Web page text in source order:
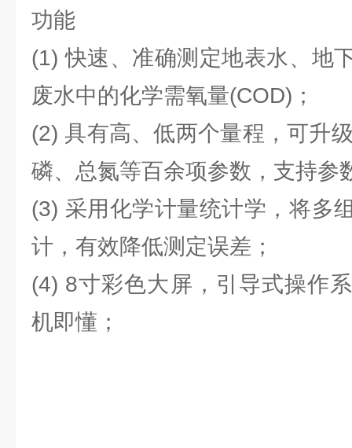
功能
(1) 快速、准确测定地表水、地
废水中的化学需氧量(COD)；
(2) 具有高、低两个量程，可升
磷、总氮等百余项参数，支持参
(3) 采用化学计量统计学，将多
计，有效降低测定误差；
(4) 8寸彩色大屏，引导式操作
机即懂；